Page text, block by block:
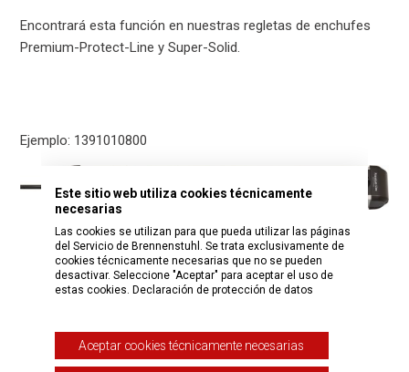
Encontrará esta función en nuestras regletas de enchufes
Premium-Protect-Line y Super-Solid.
Ejemplo: 1391010800
Este sitio web utiliza cookies técnicamente
necesarias
Las cookies se utilizan para que pueda utilizar las páginas
del Servicio de Brennenstuhl. Se trata exclusivamente de
cookies técnicamente necesarias que no se pueden
desactivar. Seleccione "Aceptar" para aceptar el uso de
estas cookies. Declaración de protección de datos
Aceptar cookies técnicamente necesarias